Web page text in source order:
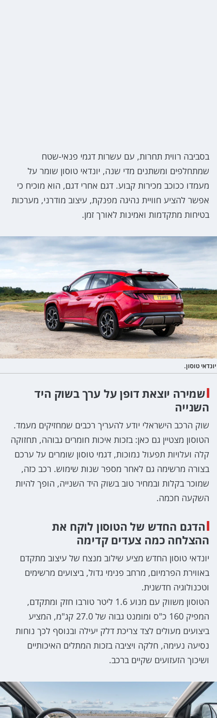
בסביבה רווית תחרות, עם עשרות דגמי פנאי-שטח
שמתחלפים ומשתנים מדי שנה, יונדאי טוסון שומר על
מעמדו ככוכב מכירות קבוע. דגם אחרי דגם, הוא מוכיח כי
אפשר להציע חוויית נהיגה מפנקת, עיצוב מודרני, מערכות
בטיחות מתקדמות ואמינות לאורך זמן.
יונדאי טוסון.
שמירה יוצאת דופן על ערך בשוק היד
השנייה
שוק הרכב הישראלי יודע להעריך רכבים שמחזיקים מעמד.
הטוסון מצטיין גם כאן: בזכות איכות חומרים גבוהה, תחזוקה
קלה ועלויות תפעול נמוכות, דגמי טוסון שומרים על ערכם
בצורה מרשימה גם לאחר מספר שנות שימוש. רכב כזה,
שמוכר בקלות ובמחיר טוב בשוק היד השנייה, הופך להיות
השקעה חכמה.
הדגם החדש של הטוסון לוקח את
ההצלחה כמה צעדים קדימה
יונדאי טוסון החדש מציע שילוב מנצח של עיצוב מתקדם
באווירת הפרמיום, מרחב פנימי גדול, ביצועים מרשימים
וטכנולוגיה חדשנית.
הטוסון משווק עם מנוע 1.6 ליטר טורבו חזק ומתקדם,
המפיק 160 כ"ס ומומנט גבוה של 27.0 קג"מ, המציע
ביצועים מעולים לצד צריכת דלק יעילה ובנוסף לכך נוחות
נסיעה נעימה, חלקה ויציבה בזכות המתלים האיכותיים
ושיכוך הזעזועים שקיים ברכב.